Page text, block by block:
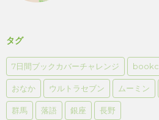
タグ
7日間ブックカバーチャレンジ
おなか ウルトラセブン ムーミン
群馬 落語 銀座 長野